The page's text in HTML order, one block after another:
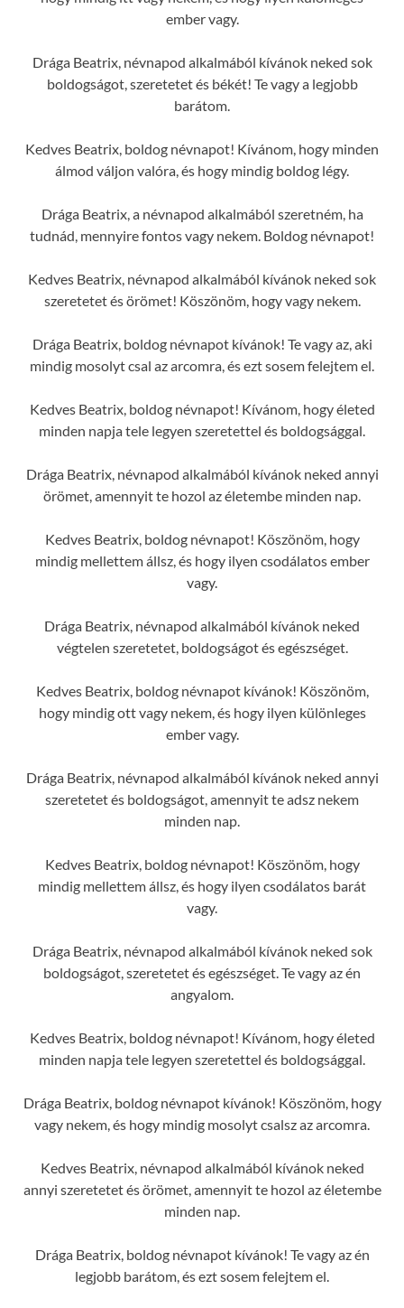
ember vagy.
Drága Beatrix, névnapod alkalmából kívánok neked sok
boldogságot, szeretetet és békét! Te vagy a legjobb
barátom.
Kedves Beatrix, boldog névnapot! Kívánom, hogy minden
álmod váljon valóra, és hogy mindig boldog légy.
Drága Beatrix, a névnapod alkalmából szeretném, ha
tudnád, mennyire fontos vagy nekem. Boldog névnapot!
Kedves Beatrix, névnapod alkalmából kívánok neked sok
szeretetet és örömet! Köszönöm, hogy vagy nekem.
Drága Beatrix, boldog névnapot kívánok! Te vagy az, aki
mindig mosolyt csal az arcomra, és ezt sosem felejtem el.
Kedves Beatrix, boldog névnapot! Kívánom, hogy életed
minden napja tele legyen szeretettel és boldogsággal.
Drága Beatrix, névnapod alkalmából kívánok neked annyi
örömet, amennyit te hozol az életembe minden nap.
Kedves Beatrix, boldog névnapot! Köszönöm, hogy
mindig mellettem állsz, és hogy ilyen csodálatos ember
vagy.
Drága Beatrix, névnapod alkalmából kívánok neked
végtelen szeretetet, boldogságot és egészséget.
Kedves Beatrix, boldog névnapot kívánok! Köszönöm,
hogy mindig ott vagy nekem, és hogy ilyen különleges
ember vagy.
Drága Beatrix, névnapod alkalmából kívánok neked annyi
szeretetet és boldogságot, amennyit te adsz nekem
minden nap.
Kedves Beatrix, boldog névnapot! Köszönöm, hogy
mindig mellettem állsz, és hogy ilyen csodálatos barát
vagy.
Drága Beatrix, névnapod alkalmából kívánok neked sok
boldogságot, szeretetet és egészséget. Te vagy az én
angyalom.
Kedves Beatrix, boldog névnapot! Kívánom, hogy életed
minden napja tele legyen szeretettel és boldogsággal.
Drága Beatrix, boldog névnapot kívánok! Köszönöm, hogy
vagy nekem, és hogy mindig mosolyt csalsz az arcomra.
Kedves Beatrix, névnapod alkalmából kívánok neked
annyi szeretetet és örömet, amennyit te hozol az életembe
minden nap.
Drága Beatrix, boldog névnapot kívánok! Te vagy az én
legjobb barátom, és ezt sosem felejtem el.